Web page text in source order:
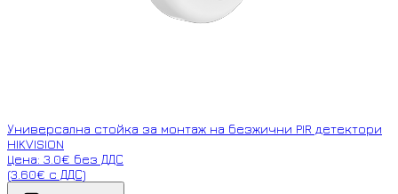
Универсална стойка за монтаж на безжични PIR детектори
HIKVISION
Цена: 3.0€ без ДДС
(3.60€ с ДДС)